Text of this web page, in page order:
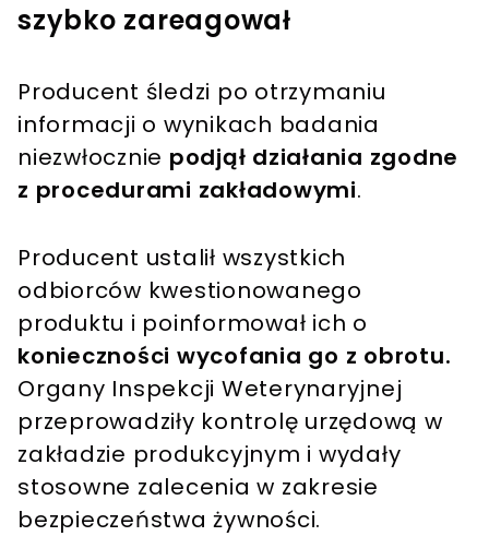
szybko zareagował
Producent śledzi po otrzymaniu
informacji o wynikach badania
niezwłocznie podjął działania zgodne
z procedurami zakładowymi.
Producent ustalił wszystkich
odbiorców kwestionowanego
produktu i poinformował ich o
konieczności wycofania go z obrotu.
Organy Inspekcji Weterynaryjnej
przeprowadziły kontrolę urzędową w
zakładzie produkcyjnym i wydały
stosowne zalecenia w zakresie
bezpieczeństwa żywności.